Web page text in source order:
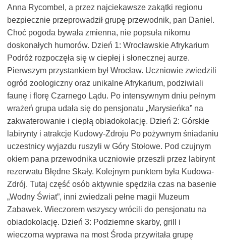
Anna Rycombel, a przez najciekawsze zakątki regionu
bezpiecznie przeprowadził grupę przewodnik, pan Daniel.
Choć pogoda bywała zmienna, nie popsuła nikomu
doskonałych humorów. Dzień 1: Wrocławskie Afrykarium
Podróż rozpoczęła się w ciepłej i słonecznej aurze.
Pierwszym przystankiem był Wrocław. Uczniowie zwiedzili
ogród zoologiczny oraz unikalne Afrykarium, podziwiali
faunę i florę Czarnego Lądu. Po intensywnym dniu pełnym
wrażeń grupa udała się do pensjonatu „Marysieńka” na
zakwaterowanie i ciepłą obiadokolację. Dzień 2: Górskie
labirynty i atrakcje Kudowy-Zdroju Po pożywnym śniadaniu
uczestnicy wyjazdu ruszyli w Góry Stołowe. Pod czujnym
okiem pana przewodnika uczniowie przeszli przez labirynt
rezerwatu Błędne Skały. Kolejnym punktem była Kudowa-
Zdrój. Tutaj część osób aktywnie spędziła czas na basenie
„Wodny Świat”, inni zwiedzali pełne magii Muzeum
Zabawek. Wieczorem wszyscy wrócili do pensjonatu na
obiadokolację. Dzień 3: Podziemne skarby, grill i
wieczorna wyprawa na most Środa przywitała grupę